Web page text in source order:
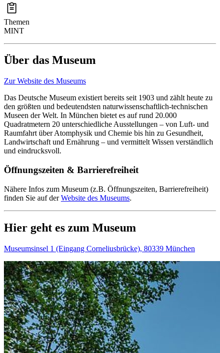
Themen
MINT
Über das Museum
Zur Website des Museums
Das Deutsche Museum existiert bereits seit 1903 und zählt heute zu
den größten und bedeutendsten naturwissenschaftlich-technischen
Museen der Welt. In München bietet es auf rund 20.000
Quadratmetern 20 unterschiedliche Ausstellungen – von Luft- und
Raumfahrt über Atomphysik und Chemie bis hin zu Gesundheit,
Landwirtschaft und Ernährung – und vermittelt Wissen verständlich
und eindrucksvoll.
Öffnungszeiten & Barrierefreiheit
Nähere Infos zum Museum (z.B. Öffnungszeiten, Barrierefreiheit)
finden Sie auf derWebsite des Museums.
Hier geht es zum Museum
Museumsinsel 1 (Eingang Corneliusbrücke), 80339 München